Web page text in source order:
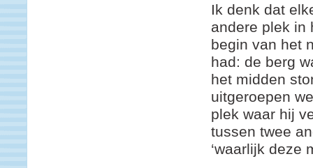
Ik denk dat
andere plek in
begin van het
had: de berg
het midden
uitgeroepen
plek waar hij
tussen twee
‘waarlijk deze